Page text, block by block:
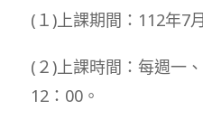
(１)上課期間：112年7
(２)上課時間：每週一
12：00。